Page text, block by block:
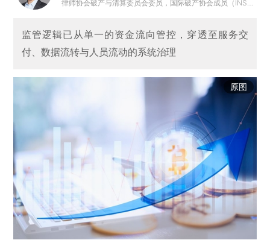
律师协会破产与清算委员会委员，国际破产协会成员（INSO
监管逻辑已从单一的资金流向管控，穿透至服务交
付、数据流转与人员流动的系统治理
原图